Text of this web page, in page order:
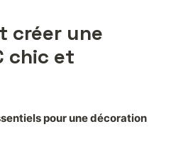
créer une
chic et
pour une décoration